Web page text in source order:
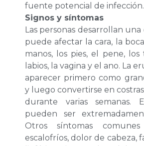
fuente potencial de infección.
Signos y síntomas
Las personas desarrollan
puede afectar la cara, la
manos, los pies, el pene, los
labios, la vagina y el ano. La
aparecer primero como
y luego convertirse en
durante varias semanas.
pueden ser
Otros síntomas
escalofríos, dolor de cabeza,